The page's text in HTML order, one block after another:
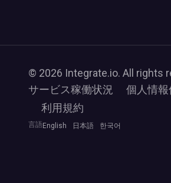
© 2026 Integrate.io. All rights
サービス稼働状況
個人情
利用規約
言語 English 日本語 한국어